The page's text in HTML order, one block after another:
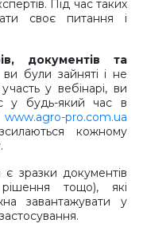
Під час таких
своє питання і
документів та
були зайняті і не
у вебінарі, ви
у будь-який час в
www.agro-pro.com.ua
кожному
зразки документів
тощо), які
завантажувати у